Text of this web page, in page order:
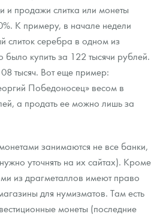
и продажи слитка или монеты
К примеру, в начале недели
слиток серебра в одном из
купить за 122 тысячи рублей.
тысяч. Вот еще пример:
Победоносец» весом в
а продать ее можно лишь за
занимаются не все банки,
уточнять на их сайтах). Кроме
из драгметаллов имеют право
для нумизматов. Там есть
монеты (последние